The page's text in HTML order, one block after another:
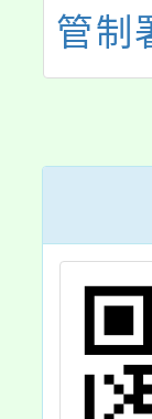
管制
核病
感